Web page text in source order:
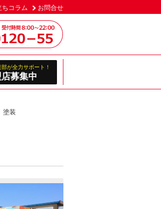
ちコラム お問合せ
が全力サポート！
募集中
装